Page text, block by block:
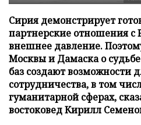
Сирия демонстрирует
партнерские отношения с
внешнее давление.
Москвы и Дамаска о
баз создают возможности
сотрудничества, в том
гуманитарной сферах,
востоковед Кирилл